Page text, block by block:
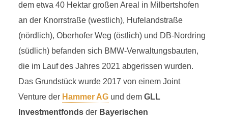
dem etwa 40 Hektar großen Areal in Milbertshofen
an der Knorrstraße (westlich), Hufelandstraße
(nördlich), Oberhofer Weg (östlich) und DB-Nordring
(südlich) befanden sich BMW-Verwaltungsbauten,
die im Lauf des Jahres 2021 abgerissen wurden.
Das Grundstück wurde 2017 von einem Joint
Venture der Hammer AGund dem GLL
Investmentfondsder Bayerischen